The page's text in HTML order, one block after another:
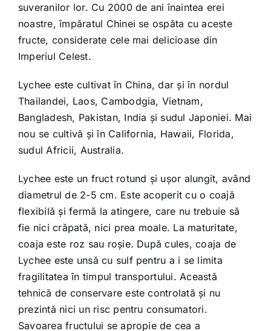
suveranilor lor. Cu 2000 de ani înaintea erei
noastre, împăratul Chinei se ospăta cu aceste
fructe, considerate cele mai delicioase din
Imperiul Celest.
Lychee este cultivat în China, dar şi în nordul
Thailandei, Laos, Cambodgia, Vietnam,
Bangladesh, Pakistan, India şi sudul Japoniei. Mai
nou se cultivă şi în California, Hawaii, Florida,
sudul Africii, Australia.
Lychee este un fruct rotund şi uşor alungit, având
diametrul de 2-5 cm. Este acoperit cu o coajă
flexibilă şi fermă la atingere, care nu trebuie să
fie nici crăpată, nici prea moale. La maturitate,
coaja este roz sau roşie. După cules, coaja de
Lychee este unsă cu sulf pentru a i se limita
fragilitatea în timpul transportului. Această
tehnică de conservare este controlată şi nu
prezintă nici un risc pentru consumatori.
Savoarea fructului se apropie de cea a